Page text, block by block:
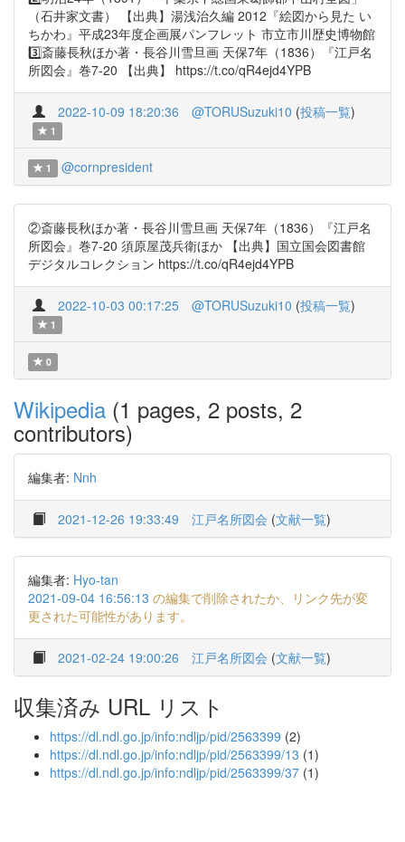
（石井家文書） 【出典】湯浅治久編 2012『絵図から見た い
ちかわ』平成23年度企画展パンフレット 市立市川歴史博物館
3️⃣斎藤長秋ほか著・長谷川雪旦画 天保7年（1836）『江戸名
所図会』巻7-20 【出典】 https://t.co/qR4ejd4YPB
2022-10-09 18:20:36 @TORUSuzuki10 (投稿一覧)
1
1 @cornpresident
②斎藤長秋ほか著・長谷川雪旦画 天保7年（1836）『江戸名
所図会』巻7-20 須原屋茂兵衛ほか 【出典】国立国会図書館
デジタルコレクション https://t.co/qR4ejd4YPB
2022-10-03 00:17:25 @TORUSuzuki10 (投稿一覧)
1
0
Wikipedia (1 pages, 2 posts, 2
contributors)
編集者: Nnh
2021-12-26 19:33:49 江戸名所図会 (文献一覧)
編集者: Hyo-tan
2021-09-04 16:56:13 の編集で削除されたか、リンク先が変
更された可能性があります。
2021-02-24 19:00:26 江戸名所図会 (文献一覧)
収集済み URL リスト
https://dl.ndl.go.jp/info:ndljp/pid/2563399 (2)
https://dl.ndl.go.jp/info:ndljp/pid/2563399/13 (1)
https://dl.ndl.go.jp/info:ndljp/pid/2563399/37 (1)